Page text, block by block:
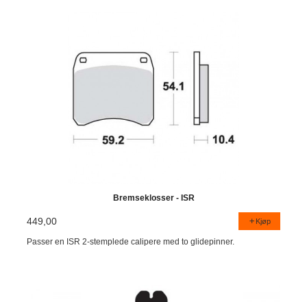
Bremseklosser - ISR
449,00 Kjøp
Passer en ISR 2-stemplede calipere med to glidepinner.